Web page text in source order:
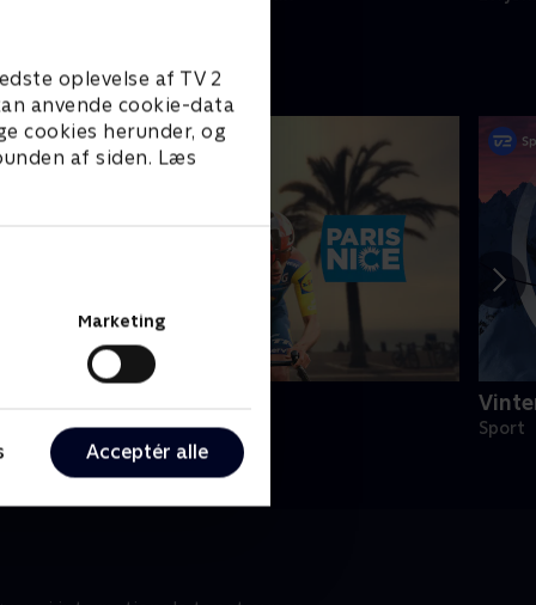
oplevelse af TV 2
anvende cookie-data
cookies herunder, og
af siden. Læs
Marketing
Acceptér alle
Sport